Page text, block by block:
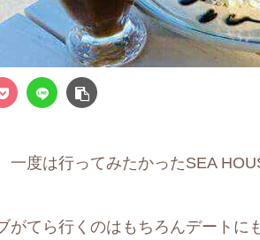
一度は行ってみたかったSEA
がてら行くのはもちろんデートに